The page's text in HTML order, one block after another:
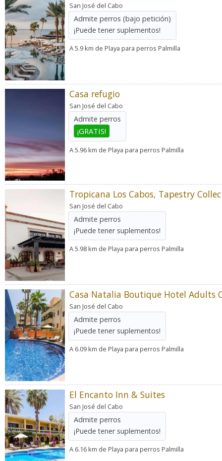
San José del Cabo
Admite perros (bajo petición)
¡Puede tener suplementos!
A 5.9 km de Playa para perros Palmilla
Casa refugio
San José del Cabo
Admite perros
¡GRATIS!
A 5.96 km de Playa para perros Palmilla
San José del Cabo
Admite perros
¡Puede tener suplementos!
A 5.98 km de Playa para perros Palmilla
Casa Natalia Boutique Hotel Adults
San José del Cabo
Admite perros
¡Puede tener suplementos!
A 6.09 km de Playa para perros Palmilla
El Encanto Inn & Suites
San José del Cabo
Admite perros
¡Puede tener suplementos!
A 6.16 km de Playa para perros Palmilla